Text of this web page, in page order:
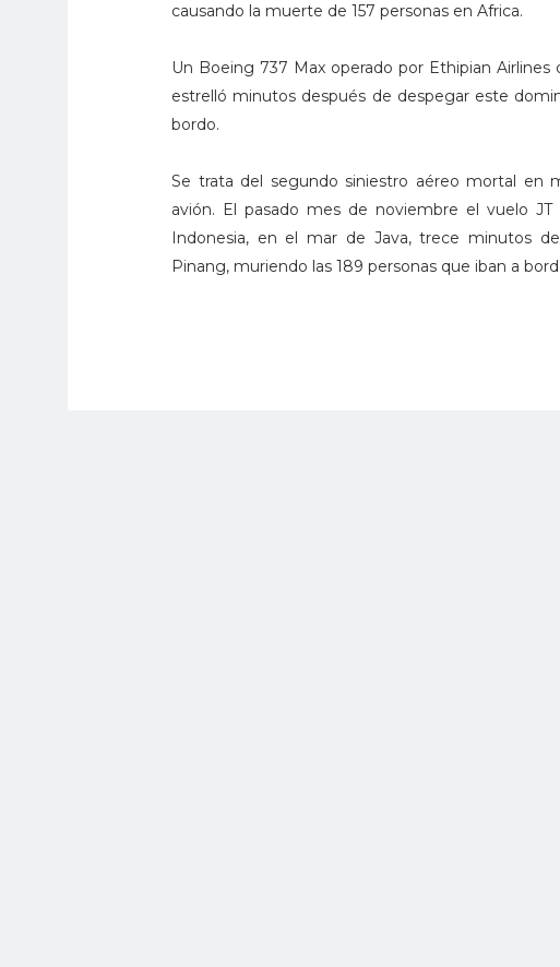
causando la muerte de 157 personas en Africa.
Un Boeing 737 Max operado por Ethipian
estrelló minutos después de despegar este
bordo.
Se trata del segundo siniestro aéreo mortal
avión. El pasado mes de noviembre el vuelo
Indonesia, en el mar de Java, trece minutos
Pinang, muriendo las 189 personas que iban a